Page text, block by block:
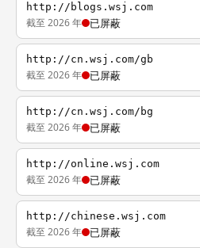
http://blogs.wsj.com
截至 2026 年 已屏蔽
http://cn.wsj.com/gb
截至 2026 年 已屏蔽
http://cn.wsj.com/bg
截至 2026 年 已屏蔽
http://online.wsj.com
截至 2026 年 已屏蔽
http://chinese.wsj.com
截至 2026 年 已屏蔽